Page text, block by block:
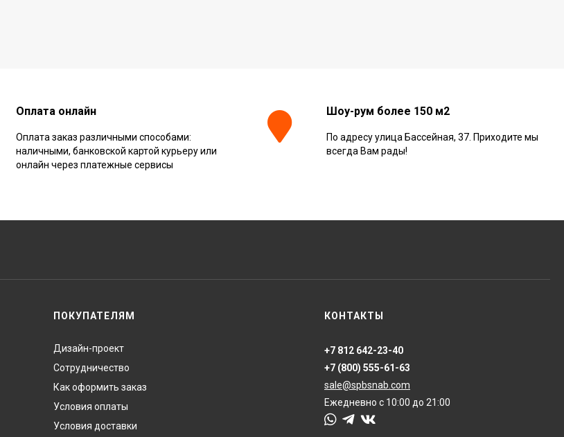
Оплата онлайн
Оплата заказ различными способами:
наличными, банковской картой курьеру или
онлайн через платежные сервисы
Шоу-рум более 150 м2
По адресу улица Бассейная, 37. Приходите мы
всегда Вам рады!
ПОКУПАТЕЛЯМ
Дизайн-проект
Сотрудничество
Как оформить заказ
Условия оплаты
Условия доставки
КОНТАКТЫ
+7 812 642-23-40
+7 (800) 555-61-63
sale@spbsnab.com
Ежедневно с 10:00 до 21:00